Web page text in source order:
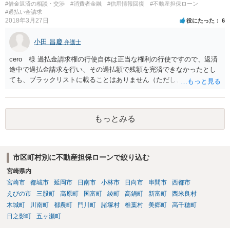
取消しによってその事由が終了した場合は、この限りでない。 ※改正
前民法 147条 時効は、次に掲げる事由によって中断する。 二 差押
者の請求により又は法律の規定に従わないことにより取り消されたと
きは、時効の中断の効力を生じない。 157条 １ 中断した時効は、そ
の中断の事由が終了した時から、新たにその進行を始める。 改正附則
10条 ２ 施行日前に旧法第百四十七条に規定する時効の中断の事由又
は旧法第百五十八条から第百六十一条までに規定する時効の停止の事
例による。
#借金返済の相談・交渉 #消費者金融 #信用情報回復
#不動産担保ローン
#過払い金請求
2018年3月27日 役にたった 6
小田 昌慶 弁護士
cero 様 過払金請求権の行使自体は正当な権利の行使ですので、返済
途中で過払金請求を行い、その過払額で残額を完済できなかったとし
ても、ブラックリストに載ることはありません（ただし、過払額で完
合は別問題です。）。 また、不動産担保ローンだからといって、過払
金請求ができないというものでもありません。 一般的に、不動産担保
ローンは法定利率内であることが多いため、過払金がない（若しくは
少額である）ということが多いだけであり、利息制限法の限度を超え
合には、利息制限法上の上限利息は年利１５％なので、元本が６５０
万円、年利１６％であれば、過払金が発生している可能性はありま
す。 また、不動産担保ローンで問題となるのは、カードローン取引か
ら不動産担保ローンに切り替えている場合であり、この場合にカード
ローン取引と不動産担保ローンを一連の取引として計算できるかとい
う問題があります。 これについて、一連性が否定された裁判例もいく
つかあるため、不動産担保ローンについては過払金請求が難しいとい
もっとみる
市区町村別に不動産担保ローンで絞り込む
宮崎県内
宮崎市
都城市 延岡市 日南市 小林市 日向市 串間市
西都市
えびの市
三股町 高原町 国富町 綾町 高鍋町 新富町
西米良村
木城町
川南町 都農町 門川町 諸塚村 椎葉村 美郷町
高千穂町
日之影町
五ヶ瀬町